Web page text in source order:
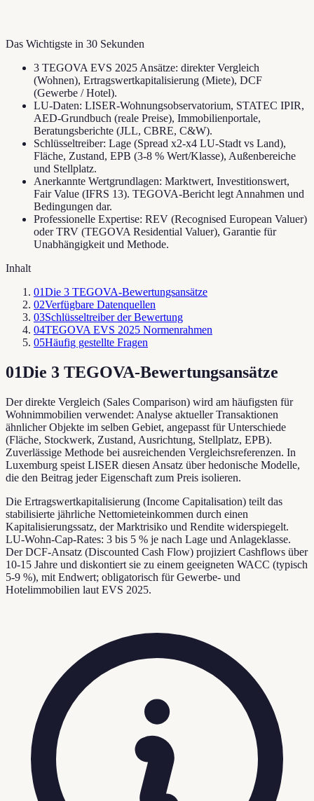
Das Wichtigste in 30 Sekunden
3 TEGOVA EVS 2025 Ansätze: direkter Vergleich
(Wohnen), Ertragswertkapitalisierung (Miete), DCF
(Gewerbe / Hotel).
LU-Daten: LISER-Wohnungsobservatorium, STATEC IPIR,
AED-Grundbuch (reale Preise), Immobilienportale,
Beratungsberichte (JLL, CBRE, C&W).
Schlüsseltreiber: Lage (Spread x2-x4 LU-Stadt vs Land),
Fläche, Zustand, EPB (3-8 % Wert/Klasse), Außenbereiche
und Stellplatz.
Anerkannte Wertgrundlagen: Marktwert, Investitionswert,
Fair Value (IFRS 13). TEGOVA-Bericht legt Annahmen und
Bedingungen dar.
Professionelle Expertise: REV (Recognised European Valuer)
oder TRV (TEGOVA Residential Valuer), Garantie für
Unabhängigkeit und Methode.
Inhalt
01Die 3 TEGOVA-Bewertungsansätze
02Verfügbare Datenquellen
03Schlüsseltreiber der Bewertung
04TEGOVA EVS 2025 Normenrahmen
05Häufig gestellte Fragen
01Die 3 TEGOVA-Bewertungsansätze
Der direkte Vergleich (Sales Comparison) wird am häufigsten für
Wohnimmobilien verwendet: Analyse aktueller Transaktionen
ähnlicher Objekte im selben Gebiet, angepasst für Unterschiede
(Fläche, Stockwerk, Zustand, Ausrichtung, Stellplatz, EPB).
Zuverlässige Methode bei ausreichenden Vergleichsreferenzen. In
Luxemburg speist LISER diesen Ansatz über hedonische Modelle,
die den Beitrag jeder Eigenschaft zum Preis isolieren.
Die Ertragswertkapitalisierung (Income Capitalisation) teilt das
stabilisierte jährliche Nettomieteinkommen durch einen
Kapitalisierungssatz, der Marktrisiko und Rendite widerspiegelt.
LU-Wohn-Cap-Rates: 3 bis 5 % je nach Lage und Anlageklasse.
Der DCF-Ansatz (Discounted Cash Flow) projiziert Cashflows über
10-15 Jahre und diskontiert sie zu einem geeigneten WACC (typisch
5-9 %), mit Endwert; obligatorisch für Gewerbe- und
Hotelimmobilien laut EVS 2025.